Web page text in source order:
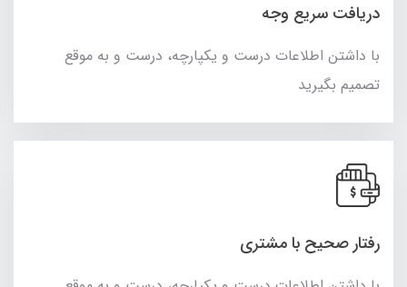
دریافت سریع وجه
با داشتن اطلاعات درست و یکپارچه، درست و به موقع
تصمیم بگیرید
رفتار صحیح با مشتری